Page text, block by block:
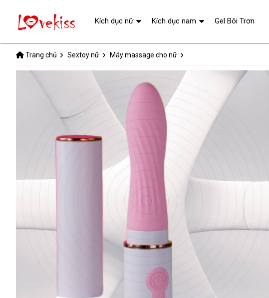
Trang chủ Sextoy nữ Máy massage cho nữ
Kích dục nữ Kích dục nam Gel Bôi Trơn